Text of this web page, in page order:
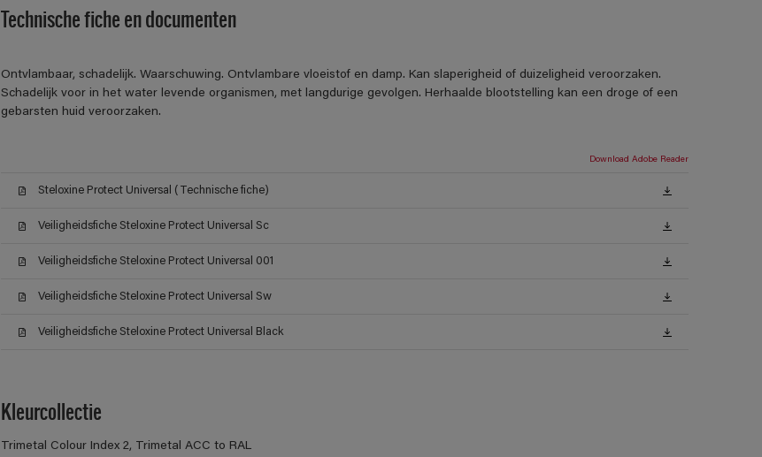
Technische fiche en documenten
Ontvlambaar, schadelijk. Waarschuwing. Ontvlambare vloeistof en damp. Kan slaperigheid of duizeligheid veroorzaken.
Schadelijk voor in het water levende organismen, met langdurige gevolgen. Herhaalde blootstelling kan een droge of een
gebarsten huid veroorzaken.
Download Adobe Reader
Steloxine Protect Universal (Technische fiche)
Veiligheidsfiche Steloxine Protect Universal Sc
Veiligheidsfiche Steloxine Protect Universal 001
Veiligheidsfiche Steloxine Protect Universal Sw
Veiligheidsfiche Steloxine Protect Universal Black
Kleurcollectie
Trimetal Colour Index 2, Trimetal ACC to RAL